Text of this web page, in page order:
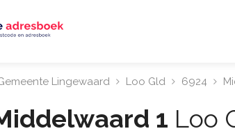
Lingewaard Loo Gld 6924
1 Loo